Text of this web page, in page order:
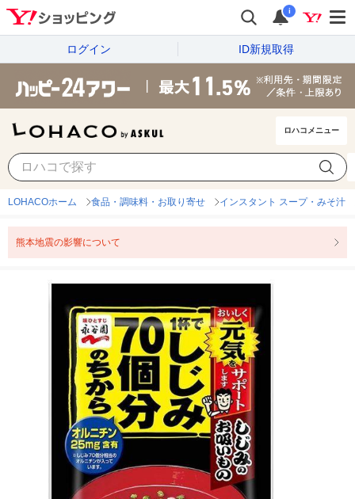
i
ログイン ID新規取得
ロハコメニュー
LOHACOホーム 食品・調味料・お取り寄せ インスタント スープ・みそ汁
熊本地震の影響について